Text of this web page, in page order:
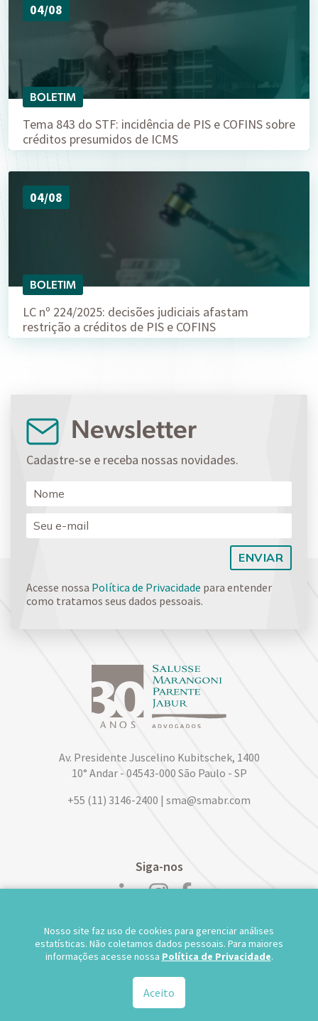
04/08
BOLETIM
Tema 843 do STF: incidência de PIS e COFINS sobre
créditos presumidos de ICMS
04/08
BOLETIM
LC nº 224/2025: decisões judiciais afastam
restrição a créditos de PIS e COFINS
Newsletter
Cadastre-se e receba nossas novidades.
Acesse nossa Política de Privacidade para entender
como tratamos seus dados pessoais.
Av. Presidente Juscelino Kubitschek, 1400
10° Andar - 04543-000 São Paulo - SP
+55 (11) 3146-2400 | sma@smabr.com
Siga-nos
POLÍTICA DE PRIVACIDADE DE DADOS
Nosso site faz uso de cookies para gerenciar análises
estatísticas. Não coletamos dados pessoais. Para maiores
informações acesse nossa Política de Privacidade.
Aceito